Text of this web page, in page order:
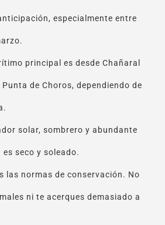
especialmente entre
principal es desde Chañaral
de Choros, dependiendo de
solar, sombrero y abundante
seco y soleado.
las normas de conservación. No
ni te acerques demasiado a